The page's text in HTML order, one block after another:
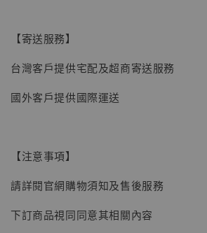
【寄送服務】
台灣客戶提供宅配及超商寄送服務
國外客戶提供國際運送
【注意事項】
請詳閱官網購物須知及售後服務
下訂商品視同同意其相關內容